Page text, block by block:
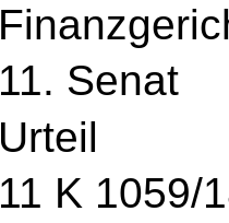
11. Senat
Urteil
11 K 1059/